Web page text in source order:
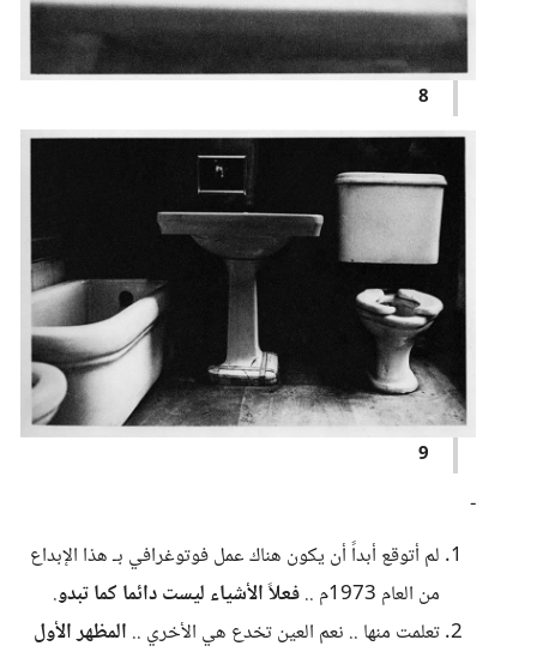
8
9
-
لم أتوقع أبداً أن يكون هناك عمل فوتوغرافي بـ هذا الإبداع
من العام 1973م ..
فعلاً الأشياء ليست دائما كما تبدو.
تعلمت منها .. نعم العين تخدع هي الأخري .. المظهر الأول